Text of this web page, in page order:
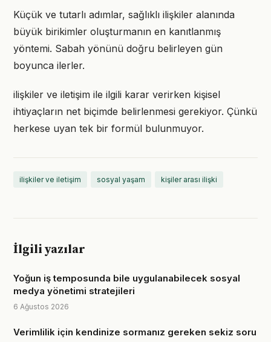
Küçük ve tutarlı adımlar, sağlıklı ilişkiler alanında
büyük birikimler oluşturmanın en kanıtlanmış
yöntemi. Sabah yönünü doğru belirleyen gün
boyunca ilerler.
ilişkiler ve iletişim ile ilgili karar verirken kişisel
ihtiyaçların net biçimde belirlenmesi gerekiyor. Çünkü
herkese uyan tek bir formül bulunmuyor.
ilişkiler ve iletişim sosyal yaşam kişiler arası ilişki
İlgili yazılar
Yoğun iş temposunda bile uygulanabilecek sosyal
medya yönetimi stratejileri
6 Ağustos 2026
Verimlilik için kendinize sormanız gereken sekiz soru